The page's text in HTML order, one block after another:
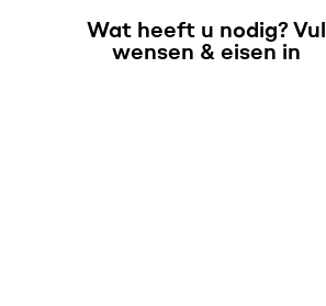
Wat heeft u nodig? Vul
wensen & eisen in